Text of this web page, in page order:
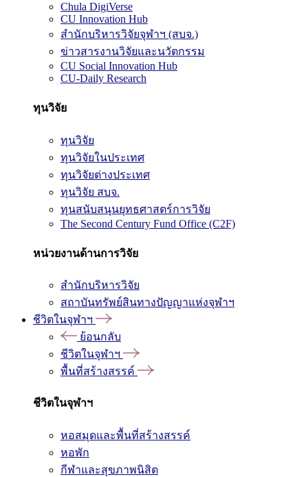
Chula DigiVerse
CU Innovation Hub
สำนักบริหารวิจัยจุฬาฯ (สบจ.)
ข่าวสารงานวิจัยและนวัตกรรม
CU Social Innovation Hub
CU-Daily Research
ทุนวิจัย
ทุนวิจัย
ทุนวิจัยในประเทศ
ทุนวิจัยต่างประเทศ
ทุนวิจัย สบจ.
ทุนสนับสนุนยุทธศาสตร์การวิจัย
The Second Century Fund Office (C2F)
หน่วยงานด้านการวิจัย
สำนักบริหารวิจัย
สถาบันทรัพย์สินทางปัญญาแห่งจุฬาฯ
ชีวิตในจุฬาฯ
ย้อนกลับ
ชีวิตในจุฬาฯ
พื้นที่สร้างสรรค์
ชีวิตในจุฬาฯ
หอสมุดและพื้นที่สร้างสรรค์
หอพัก
กีฬาและสุขภาพนิสิต